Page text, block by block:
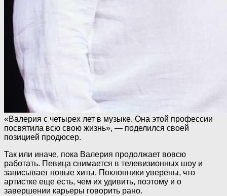
«Валерия с четырех лет в музыке. Она этой профессии
посвятила всю свою жизнь», — поделился своей
позицией продюсер.
Так или иначе, пока Валерия продолжает вовсю
работать. Певица снимается в телевизионных шоу и
записывает новые хиты. Поклонники уверены, что
артистке еще есть, чем их удивить, поэтому и о
завершении карьеры говорить рано.